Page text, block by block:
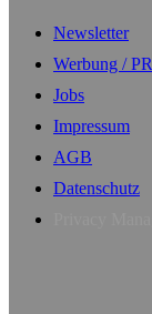
Newsletter
Werbung / PR
Jobs
Impressum
AGB
Datenschutz